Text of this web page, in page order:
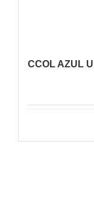
CCOL AZUL